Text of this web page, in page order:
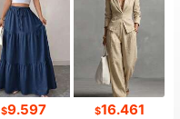
$9.597 $16.461